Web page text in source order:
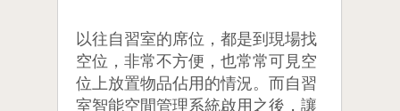
以往自習室的席位，都是到現場找
空位，非常不方便，也常常可見空
位上放置物品佔用的情況。而自習
室智能空間管理系統啟用之後，讓